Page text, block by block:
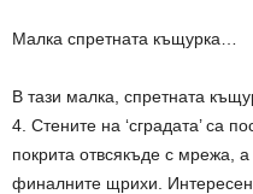
Малка спретната къщурка…
В тази малка, спретната
4. Стените на ‘сградата’ са
покрита отвсякъде с мрежа,
финалните щрихи. Интересен